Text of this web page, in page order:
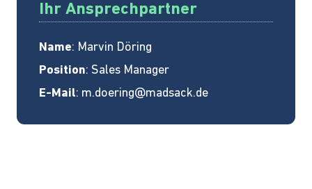
Ihr Ansprechpartner
Name: Marvin Döring
Position: Sales Manager
E-Mail: m.doering@madsack.de